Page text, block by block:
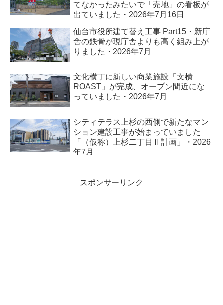
てなかったみたいで「売地」の看板が
出ていました・2026年7月16日
仙台市役所建て替え工事 Part15・新庁
舎の鉄骨が現庁舎よりも高く組み上が
りました・2026年7月
文化横丁に新しい商業施設「文横
ROAST」が完成、オープン間近にな
っていました・2026年7月
シティテラス上杉の西側で新たなマン
ション建設工事が始まっていました
「（仮称）上杉二丁目Ⅱ計画」・2026
年7月
スポンサーリンク